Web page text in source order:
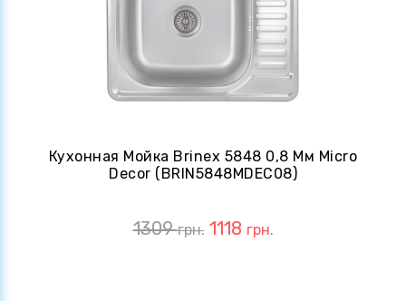
Кухонная Мойка Brinex 5848 0,8 Мм Micro
Decor (BRIN5848MDEC08)
1309грн. 1118 грн.